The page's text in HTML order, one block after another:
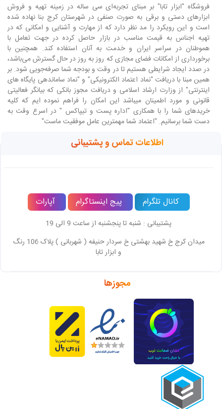
فروشگاه "ابزار تابا"بر مبنای تجربه‌ای سی ساله در زمینه تهیه و فروش
ابزارهای دستی و برقی به صورت صنفی در شهرستان کرج بنا نهاده شده
است و این رویکرد را مد نظر دارد که از مهارت و آشنایی و امکانی که در
تهیه اجناس به قیمت مناسب در بازار حاصل کرده در جهت تعامل با
هموطنان در سراسر ایران و خدمت به آنان استفاده کند. همچنین با
برخورداری از امکانات فضای مجازی که روز به روز در حال گسترش می‌باشد،
در صدد ایجاد شرایطی هستیم تا در وقت و بودجه شما صرفه‌جویی شود. بر
همین مبنا با دریافت "نماد اعتماد الکترونیکی" و "نماد ساماندهی پایگاه های
اینترنتی" از وزارت ارشاد اسلامی و دریافت مجوز بانکی که بیانگر فعالیتی
قانونی و مورد اطمینان میباشد این امکان را فراهم نموده ایم که کلیه
خریدهای شما را با همکاری "اداره پست و تیپاکس " در اسرع وقت به
دست شما برسانیم. "اعتماد شما مهمترین عامل موفقیت ماست"
اطلاعات تماس و پشتیبانی
کانال تلگرام پیج اینستاگرام آپارات
پشتیبانی : شنبه تا پنجشنبه از ساعت 9 الی 19
میدان کرج خ شهید بهشتی خ سردار حنیفه ( شهربانی ) پلاک 106 رنگ
و ابزار تابا
مجوزها